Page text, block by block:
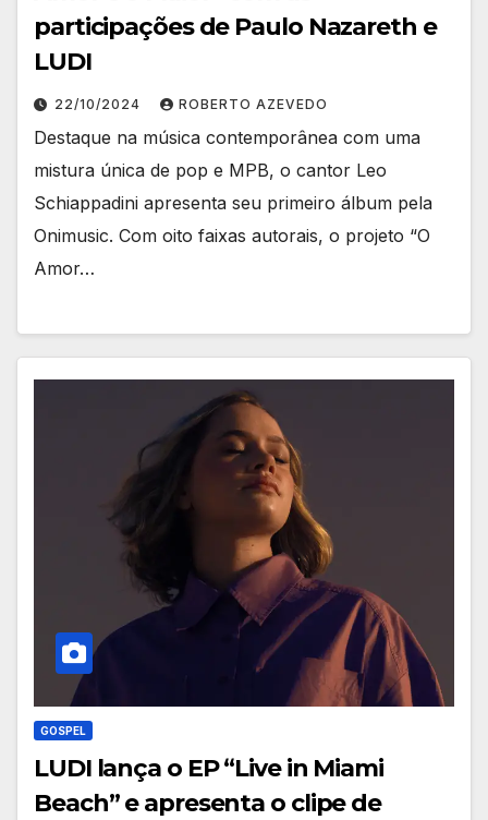
participações de Paulo Nazareth e
LUDI
22/10/2024 ROBERTO AZEVEDO
Destaque na música contemporânea com uma
mistura única de pop e MPB, o cantor Leo
Schiappadini apresenta seu primeiro álbum pela
Onimusic. Com oito faixas autorais, o projeto “O
Amor…
GOSPEL
LUDI lança o EP “Live in Miami
Beach” e apresenta o clipe de